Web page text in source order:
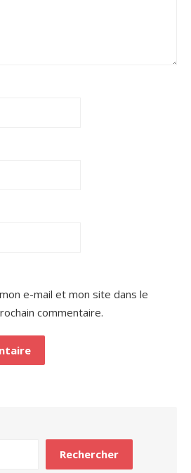
e-mail et mon site dans le
commentaire.
Rechercher